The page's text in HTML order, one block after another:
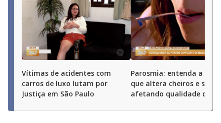
Vítimas de acidentes com
carros de luxo lutam por
Justiça em São Paulo
Parosmia: entenda a
que altera cheiros e
afetando qualidade de